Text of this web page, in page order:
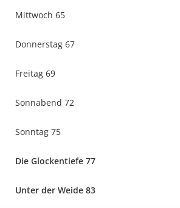
Mittwoch 65
Donnerstag 67
Freitag 69
Sonnabend 72
Sonntag 75
Die Glockentiefe 77
Unter der Weide 83